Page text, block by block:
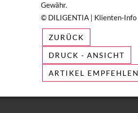
Gewähr.
© DILIGENTIA | Klienten-Info
ZURÜCK
DRUCK - ANSICHT
ARTIKEL EMPFEHLEN